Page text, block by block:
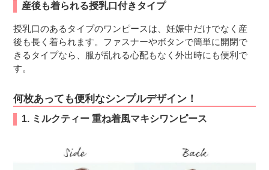
産後も着られる授乳口付きタイプ
授乳口のあるタイプのワンピースは、妊娠中だけでなく産
後も長く着られます。ファスナーやボタンで簡単に開閉で
きるタイプなら、服が乱れる心配もなく外出時にも便利で
す。
何枚あっても便利なシンプルデザイン！
1. ミルクティー 重ね着風マキシワンピース